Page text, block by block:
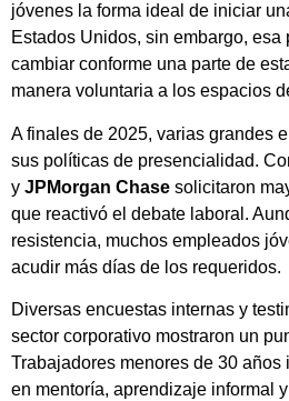
jóvenes la forma ideal de iniciar
Estados Unidos, sin embargo, esa
cambiar conforme una parte de
manera voluntaria a los espacios
A finales de 2025, varias grandes
sus políticas de presencialidad.
y JPMorgan Chase solicitaron
que reactivó el debate laboral.
resistencia, muchos empleados
acudir más días de los requeridos.
Diversas encuestas internas y
sector corporativo mostraron un
Trabajadores menores de 30
en mentoría, aprendizaje informal